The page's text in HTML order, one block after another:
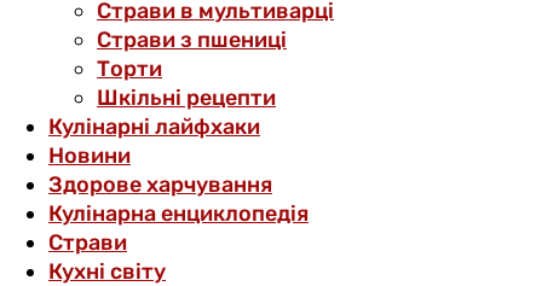
Страви в мультиварці
Страви з пшениці
Торти
Шкільні рецепти
Кулінарні лайфхаки
Новини
Здорове харчування
Кулінарна енциклопедія
Страви
Кухні світу